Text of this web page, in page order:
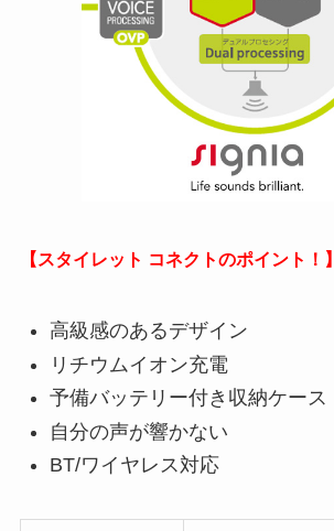
【スタイレット コネクトのポイント！】
高級感のあるデザイン
リチウムイオン充電
予備バッテリー付き収納ケース
自分の声が響かない
BT/ワイヤレス対応